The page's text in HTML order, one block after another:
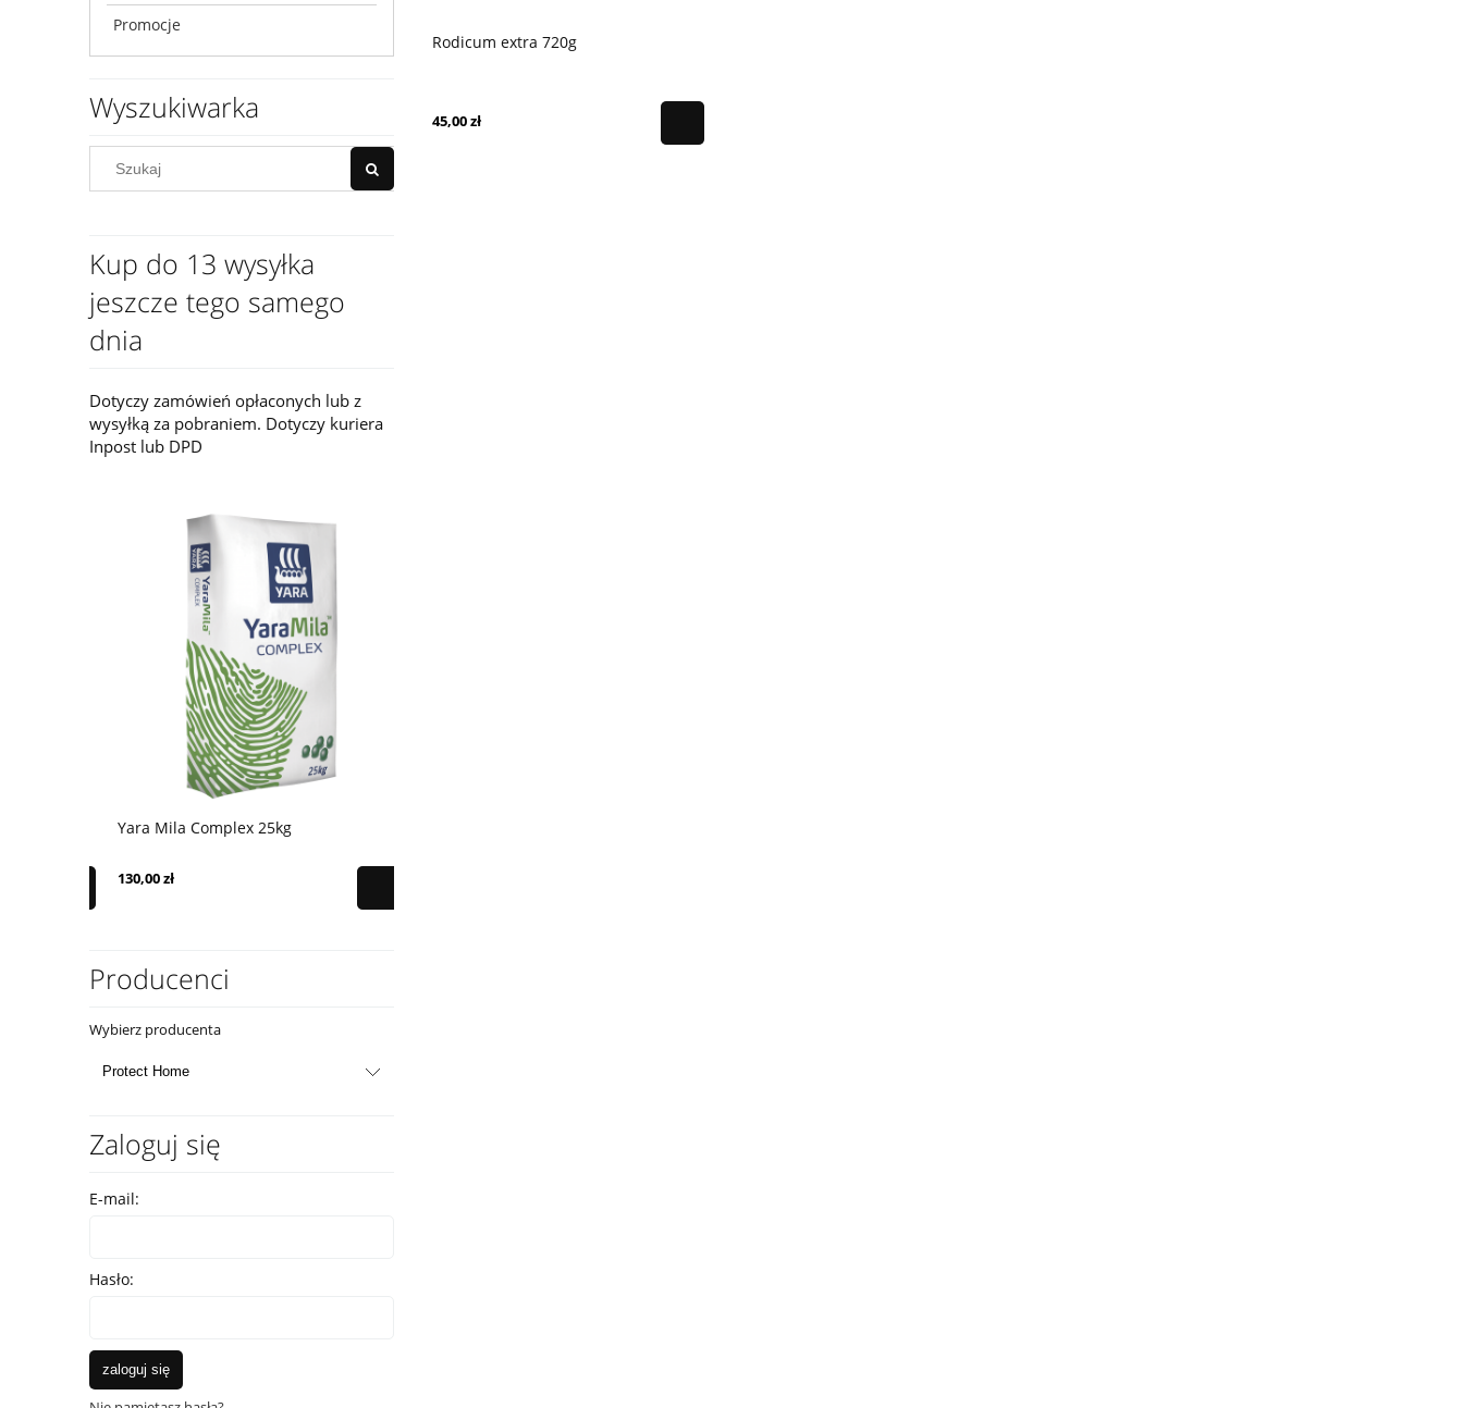
Promocje
Wyszukiwarka
Kup do 13 wysyłka
jeszcze tego samego
dnia
Dotyczy zamówień opłaconych lub z
wysyłką za pobraniem. Dotyczy kuriera
Inpost lub DPD
Yara Mila Complex 25kg
130,00 zł
Producenci
Wybierz producenta
Zaloguj się
E-mail:
Hasło:
zaloguj się
Rodicum extra 720g
45,00 zł